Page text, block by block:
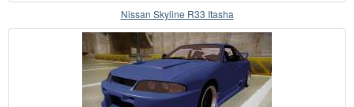
Nissan Skyline R33 Itasha